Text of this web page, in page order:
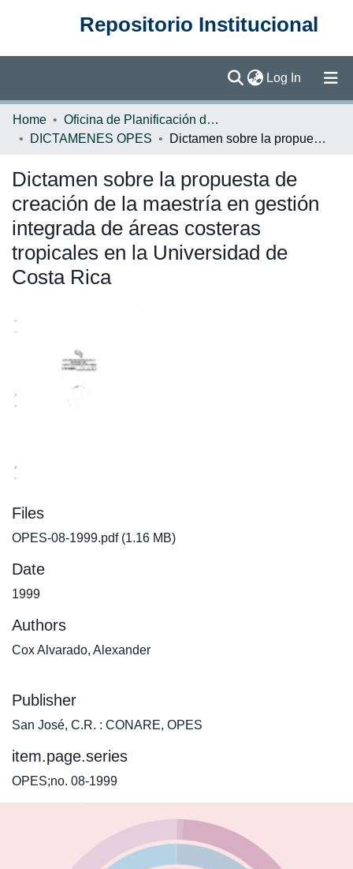
Repositorio Institucional
Log In (current)
Communities & Collections
Statistics
Home
Oficina de Planificación de la Educación Superior (OPES)
DICTAMENES OPES
Dictamen sobre la propuesta de creación de la maestría en gestión integrada de áreas costeras tropicales en la Universidad de Costa Rica
Dictamen sobre la propuesta de
creación de la maestría en gestión
integrada de áreas costeras
tropicales en la Universidad de
Costa Rica
Files
OPES-08-1999.pdf(1.16 MB)
Date
1999
Authors
Cox Alvarado, Alexander
Publisher
San José, C.R. : CONARE, OPES
item.page.series
OPES;no. 08-1999